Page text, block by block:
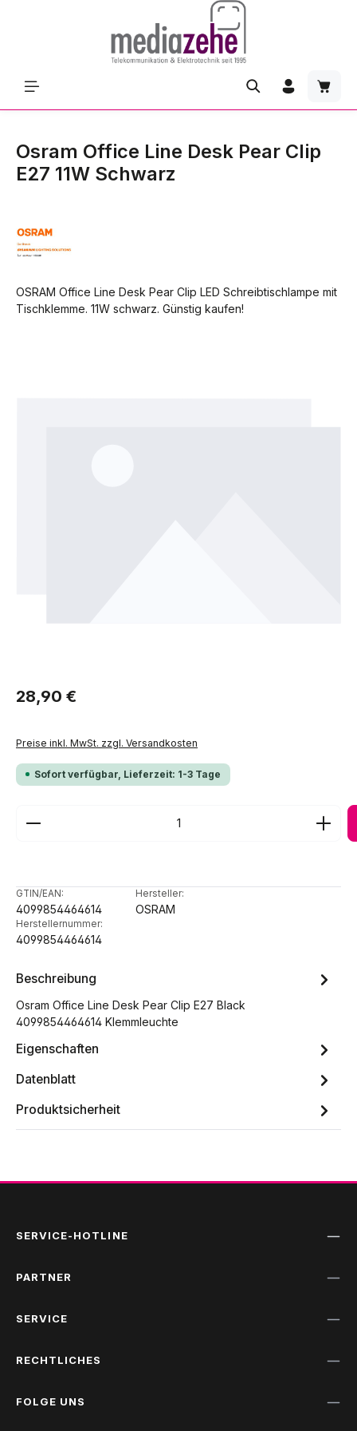
Osram Office Line Desk Pear Clip
E27 11W Schwarz
OSRAM Office Line Desk Pear Clip LED Schreibtischlampe mit
Tischklemme. 11W schwarz. Günstig kaufen!
Regulärer Preis:
28,90 €
Preise inkl. MwSt. zzgl. Versandkosten
Sofort verfügbar, Lieferzeit: 1-3 Tage
Produkt Anzahl: Gib den gewünschten Wert ein
GTIN/EAN:
4099854464614
Hersteller:
OSRAM
Herstellernummer:
4099854464614
Beschreibung
Osram Office Line Desk Pear Clip E27 Black
4099854464614 Klemmleuchte
Eigenschaften
Datenblatt
Produktsicherheit
SERVICE-HOTLINE
PARTNER
SERVICE
RECHTLICHES
FOLGE UNS